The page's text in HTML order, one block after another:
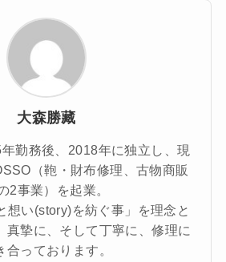
大森勝藏
勤務後、2018年に独立し、現
（鞄・財布修理、古物商販
2事業）を起業。
想い(story)を紡ぐ事」を理念と
真摯に、そして丁寧に、修理に
合っております。